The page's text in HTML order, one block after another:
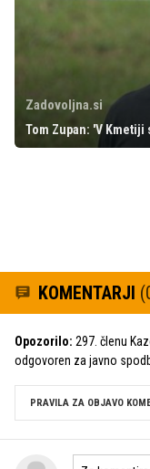
Zadovoljna.si
Tom Zupan: 'V
KOMENTARJI
Opozorilo: 297. členu
odgovoren za javno
PRAVILA ZA OBJAVO